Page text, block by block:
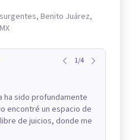
Benito Juárez,
1/4
ha sido profundamente
encontré un espacio de
de juicios, donde me